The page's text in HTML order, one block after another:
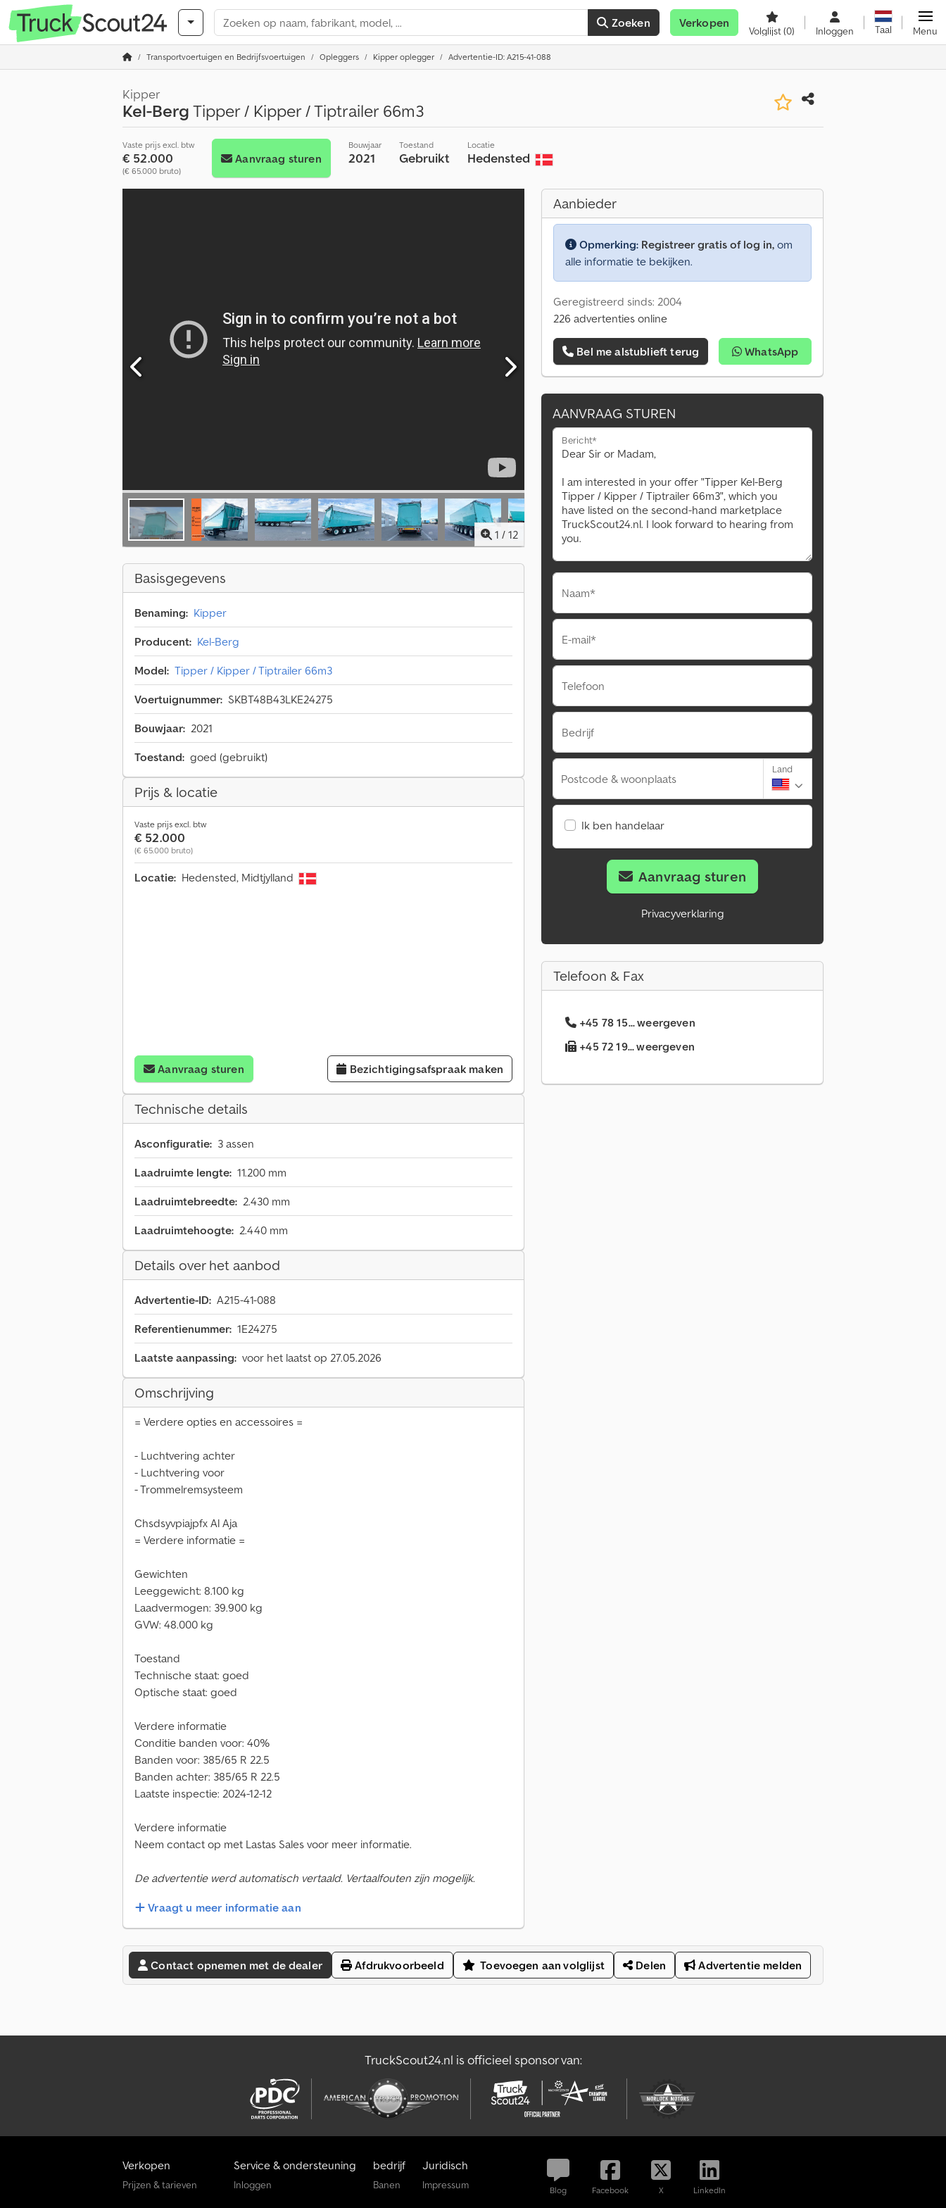
Zoeken Verkopen
Volglijst(0) Inloggen Taal Menu
Transportvoertuigen en Bedrijfsvoertuigen Opleggers Kipper oplegger Advertentie-ID: A215-41-088
Kipper
Kel-BergTipper / Kipper / Tiptrailer 66m3
Vaste prijs excl. btw
€ 52.000
(€ 65.000 bruto)
Aanvraag sturen
Bouwjaar
2021
Toestand
Gebruikt
Locatie
Hedensted
1 / 12
Basisgegevens
Benaming: Kipper
Producent: Kel-Berg
Model: Tipper / Kipper / Tiptrailer 66m3
Voertuignummer: SKBT48B43LKE24275
Bouwjaar: 2021
Toestand: goed (gebruikt)
Prijs & locatie
Vaste prijs excl. btw
€ 52.000
(€ 65.000 bruto)
Locatie: Hedensted, Midtjylland
Aanvraag sturen Bezichtigingsafspraak maken
Technische details
Asconfiguratie: 3 assen
Laadruimte lengte: 11.200 mm
Laadruimtebreedte: 2.430 mm
Laadruimtehoogte: 2.440 mm
Details over het aanbod
Advertentie-ID: A215-41-088
Referentienummer: 1E24275
Laatste aanpassing: voor het laatst op 27.05.2026
Omschrijving
= Verdere opties en accessoires =
- Luchtvering achter
- Luchtvering voor
- Trommelremsysteem
Chsdsyvpiajpfx Al Aja
= Verdere informatie =
Gewichten
Leeggewicht: 8.100 kg
Laadvermogen: 39.900 kg
GVW: 48.000 kg
Toestand
Technische staat: goed
Optische staat: goed
Verdere informatie
Conditie banden voor: 40%
Banden voor: 385/65 R 22.5
Banden achter: 385/65 R 22.5
Laatste inspectie: 2024-12-12
Verdere informatie
Neem contact op met Lastas Sales voor meer informatie.
De advertentie werd automatisch vertaald. Vertaalfouten zijn mogelijk.
Vraagt u meer informatie aan
Aanbieder
Opmerking: Registreer gratis of log in, om
alle informatie te bekijken.
Geregistreerd sinds: 2004
226 advertenties online
Bel me alstublieft terug WhatsApp
AANVRAAG STUREN
Bericht*
Naam*
E-mail*
Telefoon
Bedrijf
Postcode & woonplaats
Land
Ik ben handelaar
Aanvraag sturen
Privacyverklaring
Telefoon & Fax
+45 78 15... weergeven
+45 72 19... weergeven
Contact opnemen met de dealer Afdrukvoorbeeld Toevoegen aan volglijst Delen Advertentie melden
TruckScout24.nl is officieel sponsor van:
Verkopen
Prijzen & tarieven
Service & ondersteuning
Inloggen
bedrijf
Banen
Juridisch
Impressum Blog Facebook X LinkedIn